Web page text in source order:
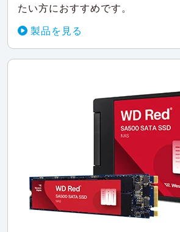
たい方におすすめです。
製品を見る